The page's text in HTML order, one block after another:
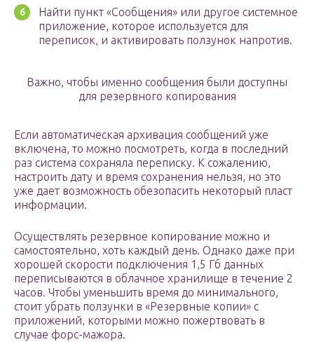
Найти пункт «Сообщения» или другое системное
приложение, которое используется для
переписок, и активировать ползунок напротив.
Важно, чтобы именно сообщения были доступны
для резервного копирования
Если автоматическая архивация сообщений уже
включена, то можно посмотреть, когда в последний
раз система сохраняла переписку. К сожалению,
настроить дату и время сохранения нельзя, но это
уже дает возможность обезопасить некоторый пласт
информации.
Осуществлять резервное копирование можно и
самостоятельно, хоть каждый день. Однако даже при
хорошей скорости подключения 1,5 Гб данных
переписываются в облачное хранилище в течение 2
часов. Чтобы уменьшить время до минимального,
стоит убрать ползунки в «Резервные копии» с
приложений, которыми можно пожертвовать в
случае форс-мажора.